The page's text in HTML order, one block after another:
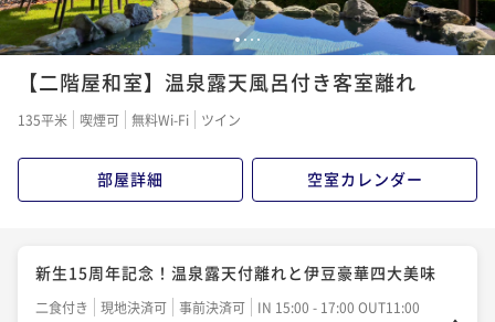
123 4
【二階屋和室】温泉露天風呂付き客室離れ
135平米 喫煙可 無料Wi-Fi ツイン
部屋詳細 空室カレンダー
新生15周年記念！温泉露天付離れと伊豆豪華四大美味
二食付き 現地決済可 事前決済可
IN 15:00 - 17:00 OUT11:00